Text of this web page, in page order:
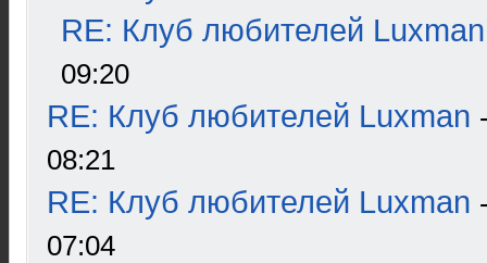
RE: Клуб любителей Luxman
09:20
RE: Клуб любителей Luxman
08:21
RE: Клуб любителей Luxman
07:04